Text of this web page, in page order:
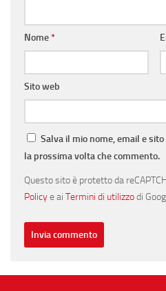
Nome*
Sito web
Salva il mio nome, email e
la prossima volta che commento.
Questo sito è protetto da
Policye ai Termini di utilizzodi